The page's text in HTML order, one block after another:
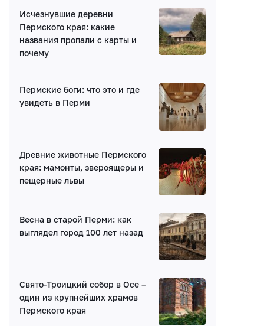
Исчезнувшие деревни
Пермского края: какие
названия пропали с карты и
почему
Пермские боги: что это и где
увидеть в Перми
Древние животные Пермского
края: мамонты, звероящеры и
пещерные львы
Весна в старой Перми: как
выглядел город 100 лет назад
Свято-Троицкий собор в Осе –
один из крупнейших храмов
Пермского края